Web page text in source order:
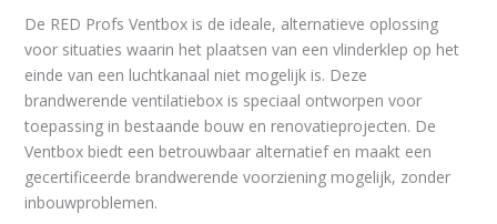
De RED Profs Ventbox is de ideale, alternatieve oplossing
voor situaties waarin het plaatsen van een vlinderklep op het
einde van een luchtkanaal niet mogelijk is. Deze
brandwerende ventilatiebox is speciaal ontworpen voor
toepassing in bestaande bouw en renovatieprojecten. De
Ventbox biedt een betrouwbaar alternatief en maakt een
gecertificeerde brandwerende voorziening mogelijk, zonder
inbouwproblemen.